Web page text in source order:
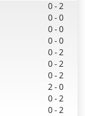
0-2
0-0
0-0
0-0
0-2
0-2
0-2
2-0
0-2
0-2